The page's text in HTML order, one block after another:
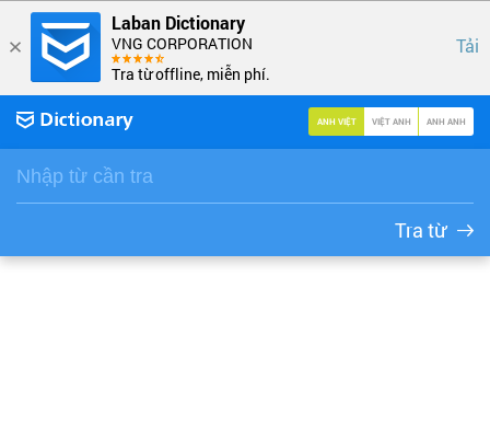
Laban Dictionary
VNG CORPORATION
Tra từ offline, miễn phí.
Tải
ANH VIỆT VIỆT ANH ANH ANH
Tra từ